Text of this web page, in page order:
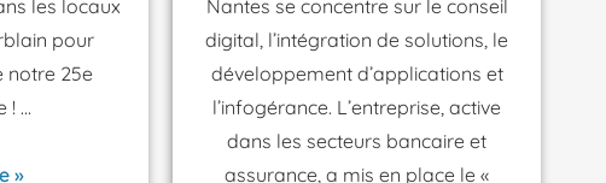
les locaux
pour
notre 25e
!
»
Nantes se concentre sur le conseil
digital, l’intégration de solutions, le
développement d’applications et
l’infogérance. L’entreprise, active
dans les secteurs bancaire et
assurance, a mis en place le «